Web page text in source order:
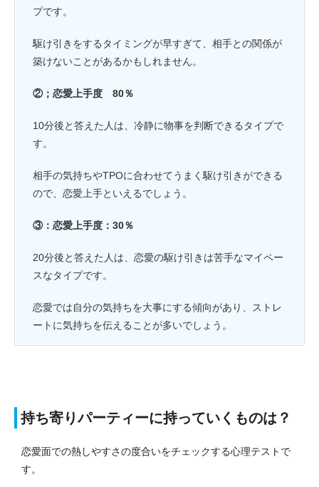
プです。
駆け引きをするタイミングが早すぎて、相手との関係が
築けないことがあるかもしれません。
②；恋愛上手度 80％
10分後と答えた人は、冷静に物事を判断できるタイプで
す。
相手の気持ちやTPOに合わせてうまく駆け引きができる
ので、恋愛上手といえるでしょう。
③：恋愛上手度：30％
20分後と答えた人は、恋愛の駆け引きは苦手なマイペー
スなタイプです。
恋愛では自分の気持ちを大事にする傾向があり、ストレ
ートに気持ちを伝えることが多いでしょう。
持ち寄りパーティーに持っていくものは？
恋愛面での熱しやすさの度合いをチェックする心理テストで
す。